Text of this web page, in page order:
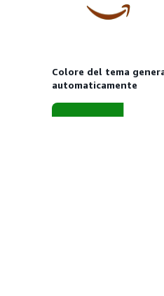
Colore del tema
automaticamente